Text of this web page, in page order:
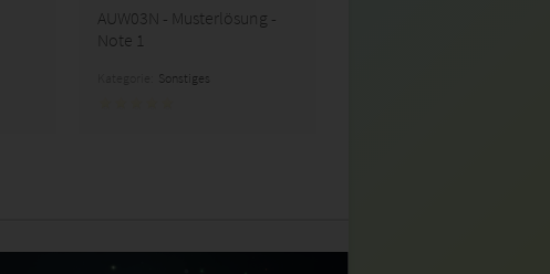
AUW03N - Musterlösung -
Note 1
Sonstiges